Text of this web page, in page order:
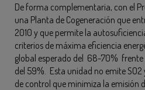
De forma complementaria, con el
una Planta de Cogeneración que
2010 y que permite la
criterios de máxima eficiencia
global esperado del 68-70%
del 59%. Esta unidad no emite
de control que minimiza la emisión